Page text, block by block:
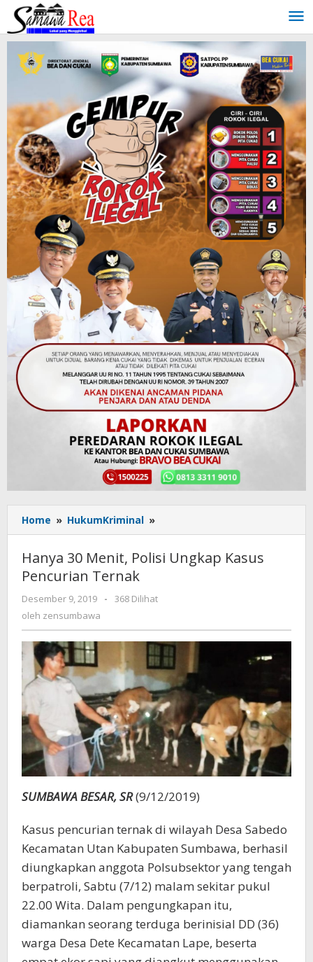
Lewati
konten
Home » HukumKriminal »
30
Polisi
Hanya 30 Menit, Polisi Ungkap Kasus
Pencurian Ternak
Desember 9, 2019
oleh
-
368 Dilihat
oleh zensumbawa
SUMBAWA BESAR, SR(9/12/2019)
Kasus pencurian ternak di wilayah Desa Sabedo
Kecamatan Utan Kabupaten Sumbawa, berhasil
diungkapkan anggota Polsubsektor yang tengah
berpatroli, Sabtu (7/12) malam sekitar pukul
22.00 Wita. Dalam pengungkapan itu,
diamankan seorang terduga berinisial DD (36)
warga Desa Dete Kecamatan Lape, beserta